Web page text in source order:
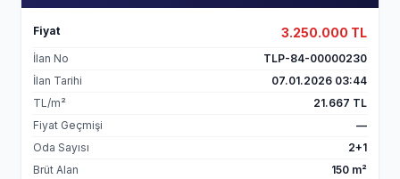
Fiyat 3.250.000 TL
İlan No
TLP-84-00000230
İlan Tarihi
07.01.2026 03:44
TL/m²
21.667 TL
Fiyat Geçmişi
—
Oda Sayısı
2+1
Brüt Alan
150 m²